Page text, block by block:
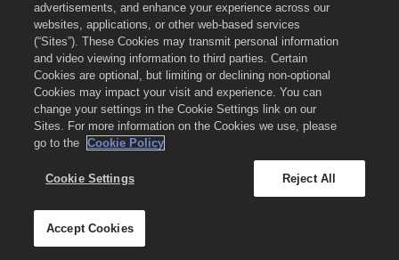
내 개인 정보를 팔거나 공유하지 마세요
쿠키 정책
환불 정책
상점 지원
게임 지원
쿠키 설정
Zynga, Inc. Merge Dragons! 및 Merge Dragons! 로고는 Zynga, Inc.의
등록 상표이며 모든 판권을 소유합니다. The Merge Dragons! 스토어는 Zynga,
Inc.에서 운영합니다. Merge Dragons!에서만 유효한 인게임을 제공합니다. 지역에
따라 이용 여부와 가격이 달라집니다.
advertisements, and enhance your experience across our
websites, applications, or other web-based services
(“Sites”). These Cookies may transmit personal information
and video viewing information to third parties. Certain
Cookies are optional, but limiting or declining non-optional
Cookies may impact your visit and experience. You can
change your settings in the Cookie Settings link on our
Sites. For more information on the Cookies we use, please
go to the
Cookie Policy
Cookie Settings Reject All
Accept Cookies